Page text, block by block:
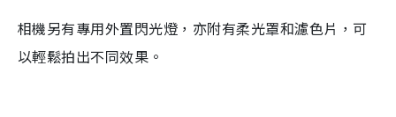
相機另有專用外置閃光燈，亦附有柔光罩和濾色片，可
以輕鬆拍出不同效果。